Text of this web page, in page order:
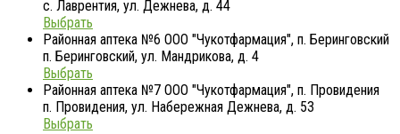
с. Лаврентия, ул. Дежнева, д. 44
Выбрать
Районная аптека №6 ООО "Чукотфармация", п. Беринговский
п. Беринговский, ул. Мандрикова, д. 4
Выбрать
Районная аптека №7 ООО "Чукотфармация", п. Провидения
п. Провидения, ул. Набережная Дежнева, д. 53
Выбрать